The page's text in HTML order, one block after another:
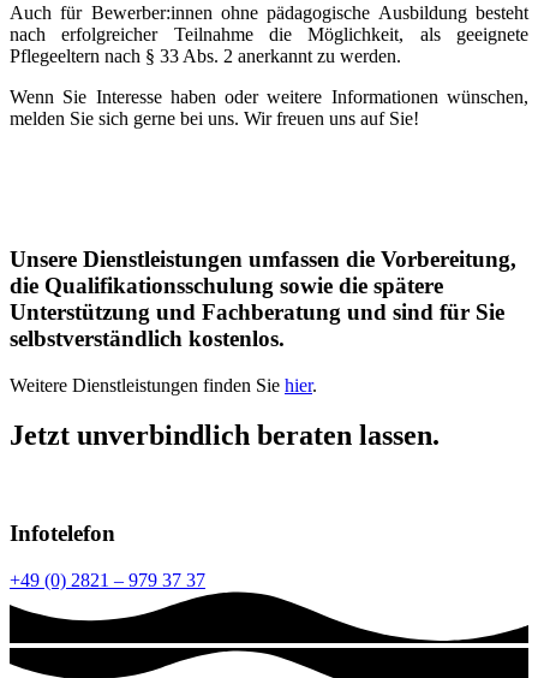
Auch für Bewerber:innen ohne pädagogische Ausbildung besteht
nach erfolgreicher Teilnahme die Möglichkeit, als geeignete
Pflegeeltern nach § 33 Abs. 2 anerkannt zu werden.
Wenn Sie Interesse haben oder weitere Informationen wünschen,
melden Sie sich gerne bei uns. Wir freuen uns auf Sie!
Unsere Dienstleistungen umfassen die Vorbereitung,
die Qualifikationsschulung sowie die spätere
Unterstützung und Fachberatung und sind für Sie
selbstverständlich kostenlos.
Weitere Dienstleistungen finden Sie hier.
Jetzt unverbindlich beraten lassen.
Infotelefon
+49 (0) 2821 – 979 37 37